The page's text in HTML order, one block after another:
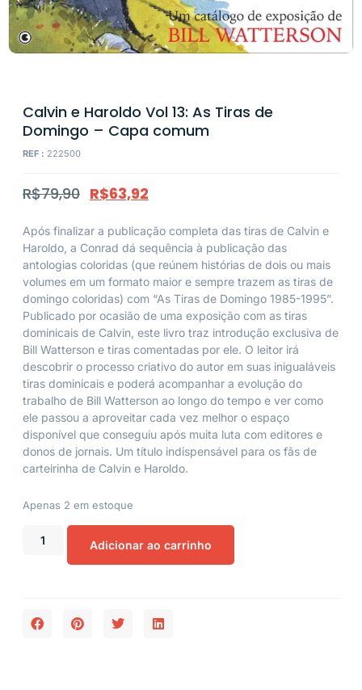
Calvin e Haroldo Vol 13: As Tiras de
Domingo – Capa comum
REF : 222500
R$79,90 R$63,92
Após finalizar a publicação completa das tiras de Calvin e
Haroldo, a Conrad dá sequência à publicação das
antologias coloridas (que reúnem histórias de dois ou mais
volumes em um formato maior e sempre trazem as tiras de
domingo coloridas) com “As Tiras de Domingo 1985-1995”.
Publicado por ocasião de uma exposição com as tiras
dominicais de Calvin, este livro traz introdução exclusiva de
Bill Watterson e tiras comentadas por ele. O leitor irá
descobrir o processo criativo do autor em suas inigualáveis
tiras dominicais e poderá acompanhar a evolução do
trabalho de Bill Watterson ao longo do tempo e ver como
ele passou a aproveitar cada vez melhor o espaço
disponível que conseguiu após muita luta com editores e
donos de jornais. Um título indispensável para os fãs de
carteirinha de Calvin e Haroldo.
Apenas 2 em estoque
Adicionar ao carrinho